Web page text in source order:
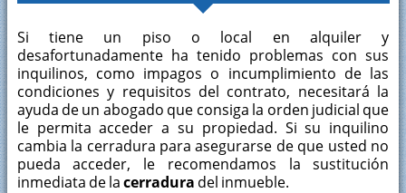
Si tiene un piso o local en alquiler y
desafortunadamente ha tenido problemas con sus
inquilinos, como impagos o incumplimiento de las
condiciones y requisitos del contrato, necesitará la
ayuda de un abogado que consiga la orden judicial que
le permita acceder a su propiedad. Si su inquilino
cambia la cerradura para asegurarse de que usted no
pueda acceder, le recomendamos la sustitución
inmediata de lacerradura del inmueble.